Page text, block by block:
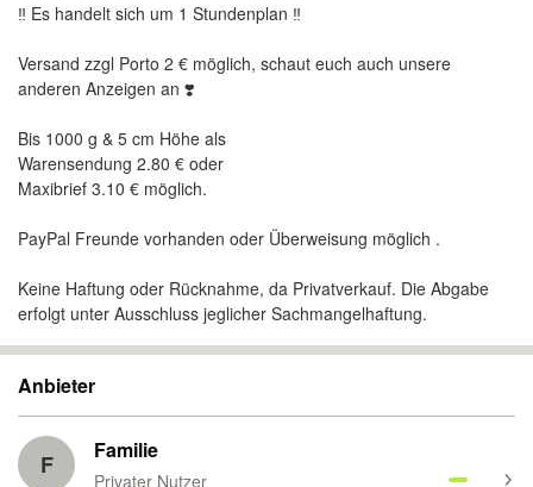
‼️ Es handelt sich um 1 Stundenplan ‼️
Versand zzgl Porto 2 € möglich, schaut euch auch unsere
anderen Anzeigen an ❣️
Bis 1000 g & 5 cm Höhe als
Warensendung 2.80 € oder
Maxibrief 3.10 € möglich.
PayPal Freunde vorhanden oder Überweisung möglich .
Keine Haftung oder Rücknahme, da Privatverkauf. Die Abgabe
erfolgt unter Ausschluss jeglicher Sachmangelhaftung.
Anbieter
F Familie
Privater Nutzer